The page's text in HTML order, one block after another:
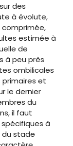
des
à évolute,
comprimée,
estimée à
de
à peu près
ombilicales
et
le dernier
du
il faut
spécifiques à
du stade